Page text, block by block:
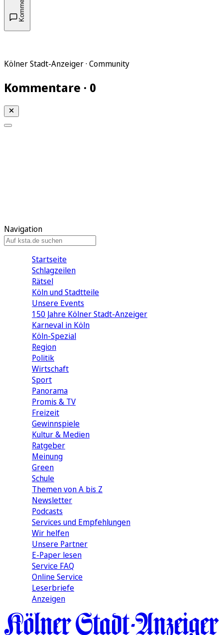
Kölner Stadt-Anzeiger · Community
Kommentare · 0
Navigation
Startseite
Schlagzeilen
Rätsel
Köln und Stadtteile
Unsere Events
150 Jahre Kölner Stadt-Anzeiger
Karneval in Köln
Köln-Spezial
Region
Politik
Wirtschaft
Sport
Panorama
Promis & TV
Freizeit
Gewinnspiele
Kultur & Medien
Ratgeber
Meinung
Green
Schule
Themen von A bis Z
Newsletter
Podcasts
Services und Empfehlungen
Wir helfen
Unsere Partner
E-Paper lesen
Service FAQ
Online Service
Leserbriefe
Anzeigen